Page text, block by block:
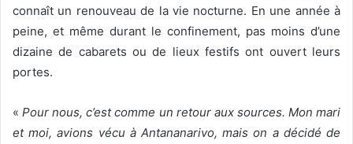
connaît un renouveau de la vie nocturne. En une année à
peine, et même durant le confinement, pas moins d’une
dizaine de cabarets ou de lieux festifs ont ouvert leurs
portes.
«Pour nous, c’est comme un retour aux sources. Mon mari
et moi, avions vécu à Antananarivo, mais on a décidé de